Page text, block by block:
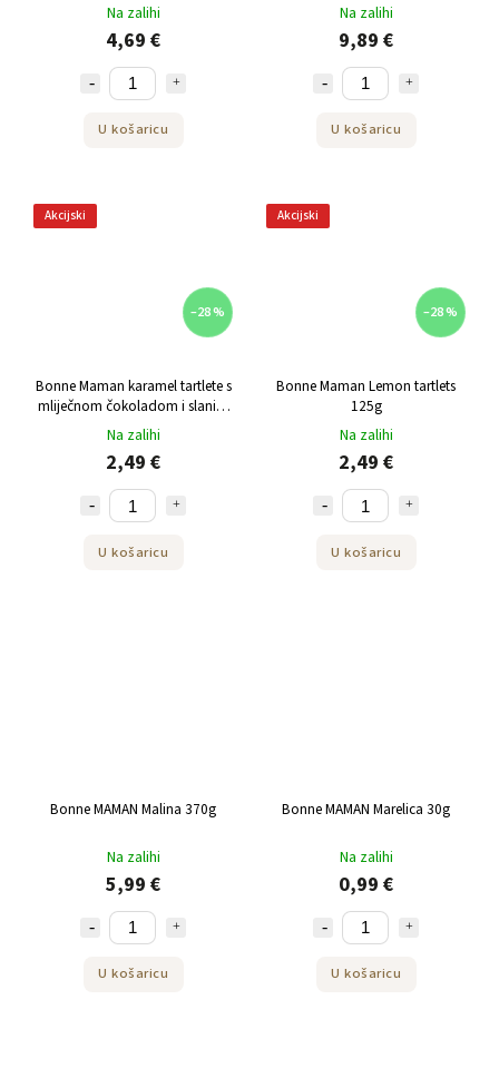
Na zalihi
4,69 €
U košaricu
Na zalihi
9,89 €
U košaricu
Akcijski
–28 %
Bonne Maman karamel tartlete s
mliječnom čokoladom i slanim
maslacem 135 g
Na zalihi
2,49 €
U košaricu
Akcijski
–28 %
Bonne Maman Lemon tartlets
125g
Na zalihi
2,49 €
U košaricu
Bonne MAMAN Malina 370g
Na zalihi
5,99 €
U košaricu
Bonne MAMAN Marelica 30g
Na zalihi
0,99 €
U košaricu